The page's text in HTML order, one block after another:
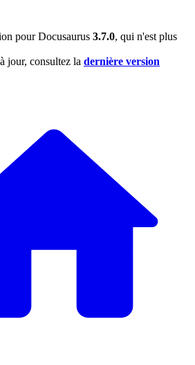
pourDocusaurus 3.7.0, qui n'est plus
jour, consultez la dernière version